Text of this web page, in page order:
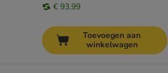
€ 93,99
Toevoegen aan
winkelwagen